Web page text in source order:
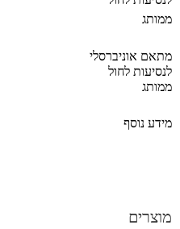
מוצרים
מתאם אוניברסלי
לנסיעות לחול
ממותג
מידע נוסף